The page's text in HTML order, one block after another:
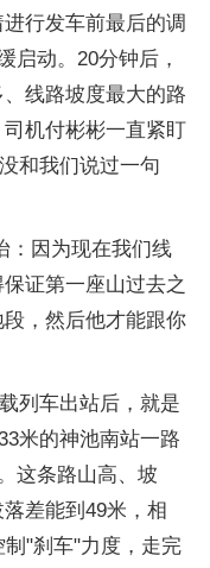
行发车前最后的调
启动。20分钟后，
线路坡度最大的路
机付彬彬一直紧盯
和我们说过一句
：因为现在我们线
证第一座山过去之
，然后他才能跟你
列车出站后，就是
米的神池南站一路
这条路山高、坡
差能到49米，相
"刹车"力度，走完